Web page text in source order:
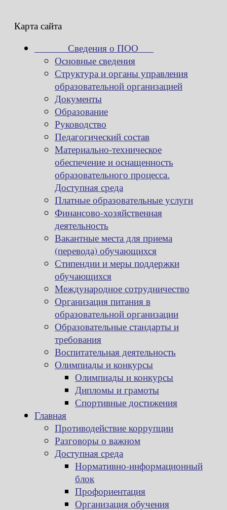
Карта сайта
Сведения о ПОО
Основные сведения
Структура и органы управления
образовательной организацией
Документы
Образование
Руководство
Педагогический состав
Материально-техническое
обеспечение и оснащенность
образовательного процесса.
Доступная среда
Платные образовательные услуги
Финансово-хозяйственная
деятельность
Вакантные места для приема
(перевода) обучающихся
Стипендии и меры поддержки
обучающихся
Международное сотрудничество
Организация питания в
образовательной организации
Образовательные стандарты и
требования
Воспитательная деятельность
Олимпиады и конкурсы
Олимпиады и конкурсы
Дипломы и грамоты
Спортивные достижения
Главная
Противодействие коррупции
Разговоры о важном
Доступная среда
Нормативно-информационный
блок
Профориентация
Организация обучения